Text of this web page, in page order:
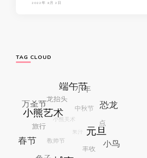
2022年 9月 2日
TAG CLOUD